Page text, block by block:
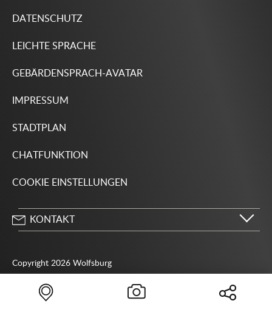
DATENSCHUTZ
LEICHTE SPRACHE
GEBÄRDENSPRACH-AVATAR
IMPRESSUM
STADTPLAN
CHATFUNKTION
COOKIE EINSTELLUNGEN
KONTAKT
38440 Wolfsburg
05361 28-1234
Copyright 2026 Wolfsburg